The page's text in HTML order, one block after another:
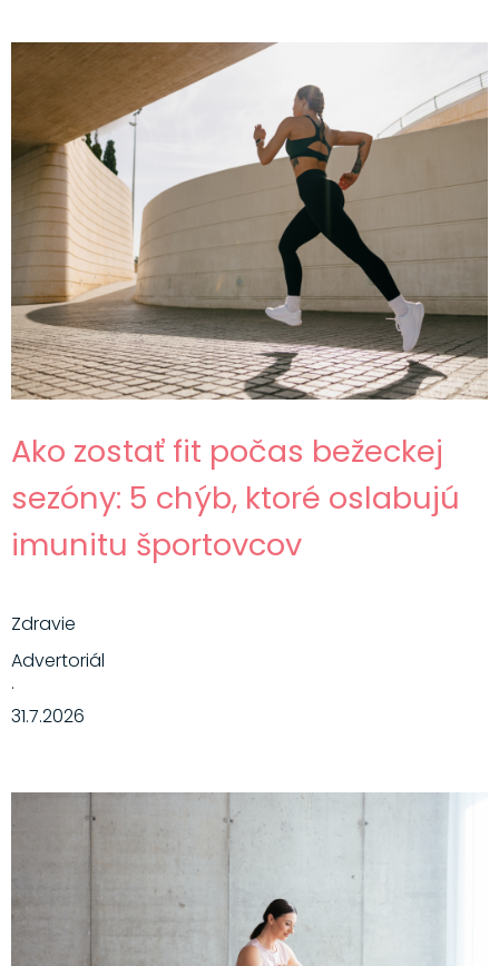
Ako zostať fit počas bežeckej
sezóny: 5 chýb, ktoré oslabujú
imunitu športovcov
Zdravie
Advertoriál
·
31.7.2026